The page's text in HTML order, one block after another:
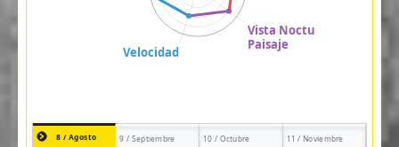
8 / Agosto 9 / Septiembre 10 / Octubre 11 / Noviembre